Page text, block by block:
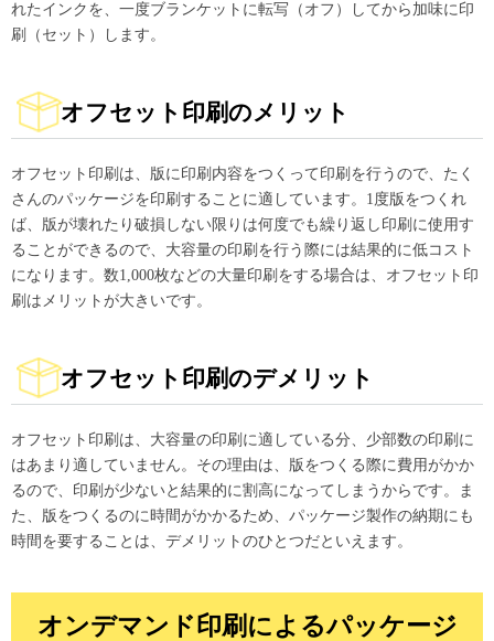
れたインクを、一度ブランケットに転写（オフ）してから加味に印
刷（セット）します。
オフセット印刷のメリット
オフセット印刷は、版に印刷内容をつくって印刷を行うので、たく
さんのパッケージを印刷することに適しています。1度版をつくれ
ば、版が壊れたり破損しない限りは何度でも繰り返し印刷に使用す
ることができるので、大容量の印刷を行う際には結果的に低コスト
になります。数1,000枚などの大量印刷をする場合は、オフセット印
刷はメリットが大きいです。
オフセット印刷のデメリット
オフセット印刷は、大容量の印刷に適している分、少部数の印刷に
はあまり適していません。その理由は、版をつくる際に費用がかか
るので、印刷が少ないと結果的に割高になってしまうからです。ま
た、版をつくるのに時間がかかるため、パッケージ製作の納期にも
時間を要することは、デメリットのひとつだといえます。
オンデマンド印刷によるパッケージ